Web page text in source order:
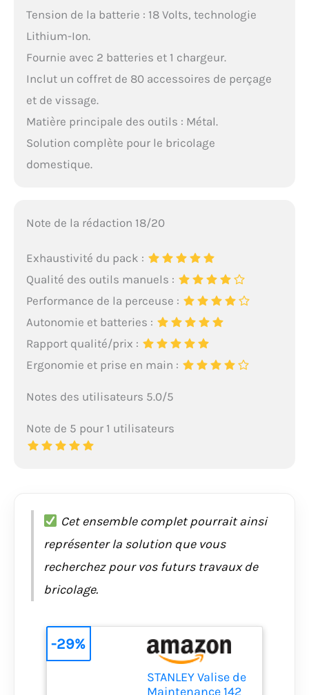
Tension de la batterie : 18 Volts, technologie
Lithium-Ion.
Fournie avec 2 batteries et 1 chargeur.
Inclut un coffret de 80 accessoires de perçage
et de vissage.
Matière principale des outils : Métal.
Solution complète pour le bricolage
domestique.
Note de la rédaction 18/20
Exhaustivité du pack :
Qualité des outils manuels :
Performance de la perceuse :
Autonomie et batteries :
Rapport qualité/prix :
Ergonomie et prise en main :
Notes des utilisateurs 5.0/5
Note de 5 pour 1 utilisateurs
Cet ensemble complet pourrait ainsi
représenter la solution que vous
recherchez pour vos futurs travaux de
bricolage.
STANLEY Valise de
Maintenance 142
-29%